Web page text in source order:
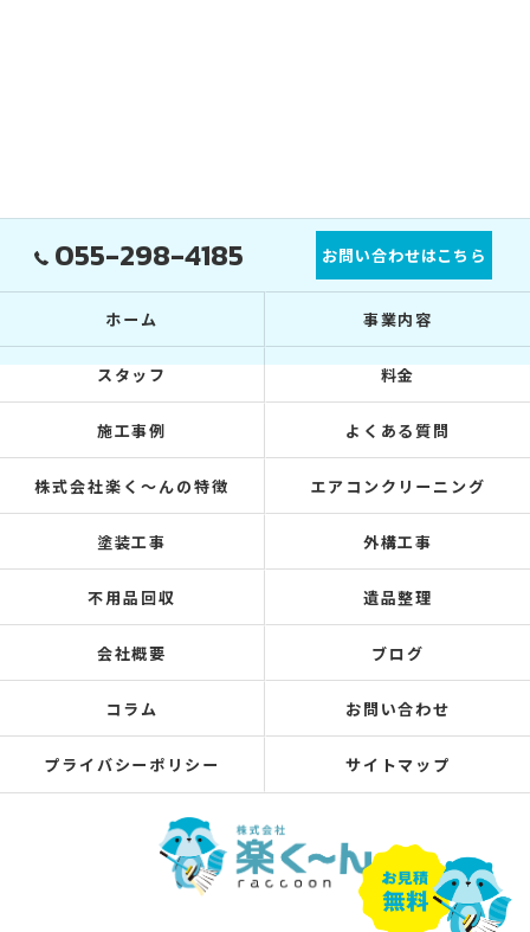
055-298-4185 お問い合わせはこちら
ホーム 事業内容
スタッフ 料金
施工事例 よくある質問
株式会社楽く～んの特徴 エアコンクリーニング
塗装工事 外構工事
不用品回収 遺品整理
会社概要 ブログ
コラム お問い合わせ
プライバシーポリシー サイトマップ